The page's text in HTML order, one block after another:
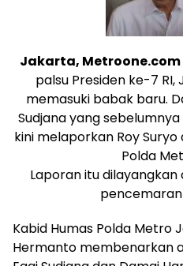
Jakarta, Metroone.com
palsu Presiden ke-7
memasuki babak baru.
Sudjana yang
kini melaporkan Roy
Polda
Laporan itu
Kabid Humas Polda Metro
Hermanto membenarkan